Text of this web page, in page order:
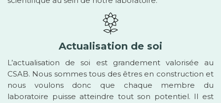
Actualisation de soi
L’actualisation de soi est grandement valorisée au
CSAB. Nous sommes tous des êtres en construction et
nous voulons donc que chaque membre du
laboratoire puisse atteindre tout son potentiel. Il est